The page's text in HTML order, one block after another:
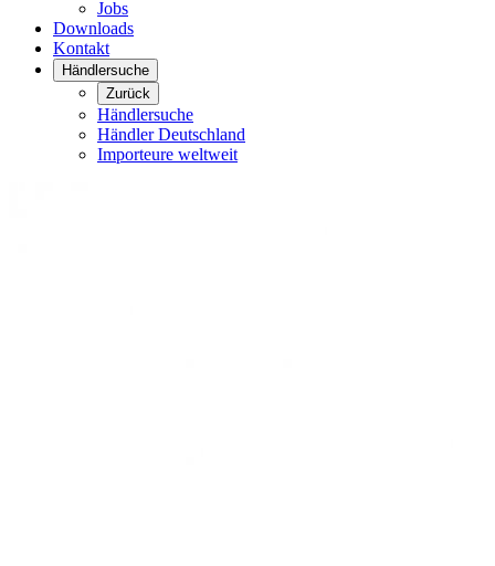
Jobs
Downloads
Kontakt
Händlersuche
Zurück
Händlersuche
Händler Deutschland
Importeure weltweit